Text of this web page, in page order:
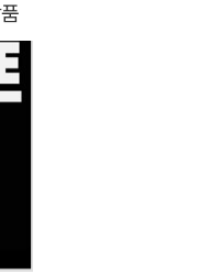
히고 싶은 모든 이에게 이
다. 불화와 폭력을 남기고
은, 위태롭고 분
니스트의 자
함께 사유